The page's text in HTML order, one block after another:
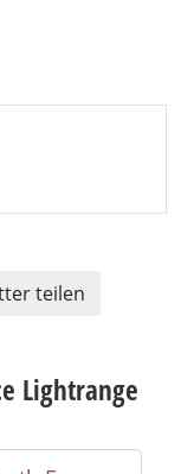
teilen
Lightrange